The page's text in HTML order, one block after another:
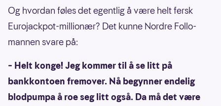
Og hvordan føles det egentlig å være helt fersk
Eurojackpot-millionær? Det kunne Nordre Follo-
mannen svare på:
– Helt konge! Jeg kommer til å se litt på
bankkontoen fremover. Nå begynner endelig
blodpumpa å roe seg litt også. Da må det være